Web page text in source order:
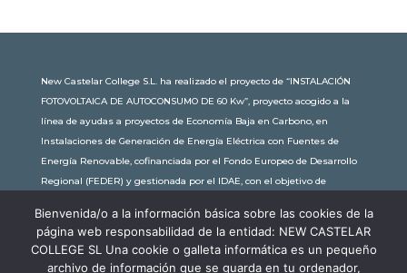
New Castelar College S.L. ha realizado el proyecto de “INSTALACIÓN
FOTOVOLTAICA DE AUTOCONSUMO DE 60 Kw”, proyecto acogido a la
línea de ayudas a proyectos de Economía Baja en Carbono, en
Instalaciones de Generación de Energía Eléctrica con Fuentes de
Energía Renovable, cofinanciada por el Fondo Europeo de Desarrollo
Regional (FEDER) y gestionada por el IDAE, con el objetivo de
subvención de 30.245,63€. Con una potencia instalada de 60kW, la
comunidad educativa de New Castelar ahorra al planeta 34,79
toneladas de CO2 al año, lo que equivale a recorrer 116.677 km en coche
Bienvenida/o a la información básica sobre las cookies de la
página web responsabilidad de la entidad: NEW CASTELAR
COLLEGE SL Una cookie o galleta informática es un pequeño
archivo de información que se guarda en tu ordenador,